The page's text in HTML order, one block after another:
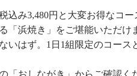
込み3,480円と大変お得なコ
「浜焼き」をご堪能いただ
いはず。1日1組限定のコー
「おしながき」からご確認く